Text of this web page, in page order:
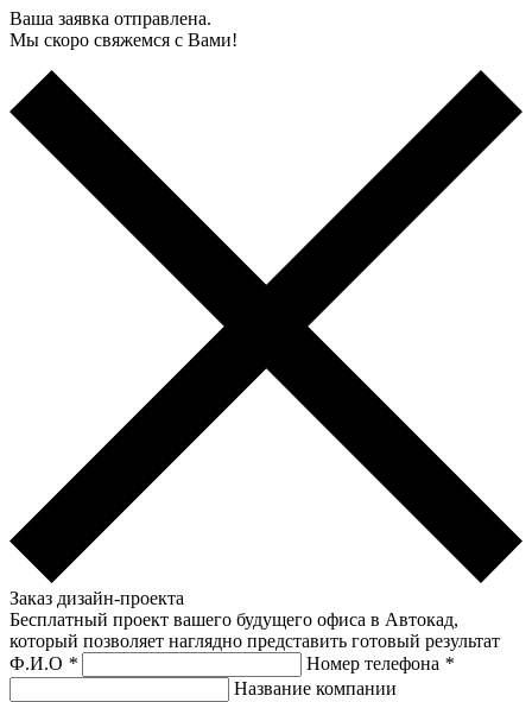
Ваша заявка отправлена.
Мы скоро свяжемся с Вами!
Заказ дизайн-проекта
Бесплатный проект вашего будущего офиса в Автокад,
который позволяет наглядно представить готовый результат
Ф.И.О * Номер телефона *
Название компании